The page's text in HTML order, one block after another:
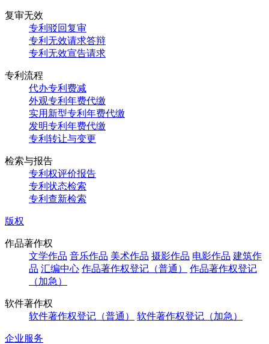
复审无效
专利驳回复审
专利无效请求答辩
专利无效宣告请求
专利流程
代办专利费减
外观专利年费代缴
实用新型专利年费代缴
发明专利年费代缴
专利转让与变更
检索与报告
专利权评价报告
专利状态检索
专利查新检索
版权
作品著作权
文学作品 音乐作品 美术作品 摄影作品 电影作品 建筑作
品 汇编中心 作品著作权登记（普通）
作品著作权登记
（加急）
软件著作权
软件著作权登记（普通）
软件著作权登记（加急）
企业服务